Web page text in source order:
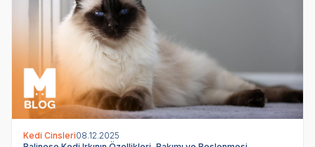
Kedi Cinsleri08.12.2025